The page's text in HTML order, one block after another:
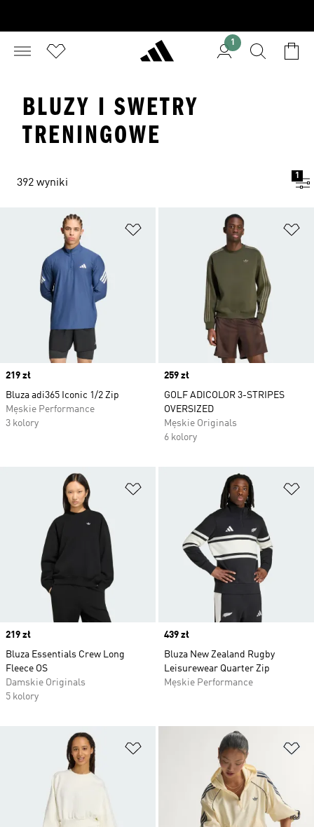
1
BLUZY I SWETRY
TRENINGOWE
392 wyniki
1
Dodaj do listy życzeń
Price
219 zł
Bluza adi365 Iconic 1/2 Zip
Męskie Performance
3 kolory
Price
259 zł
GOLF ADICOLOR 3-STRIPES
OVERSIZED
Męskie Originals
6 kolory
Dodaj do listy życzeń
Price
219 zł
Bluza Essentials Crew Long
Fleece OS
Damskie Originals
5 kolory
Price
439 zł
Bluza New Zealand Rugby
Leisurewear Quarter Zip
Męskie Performance
Dodaj do listy życzeń